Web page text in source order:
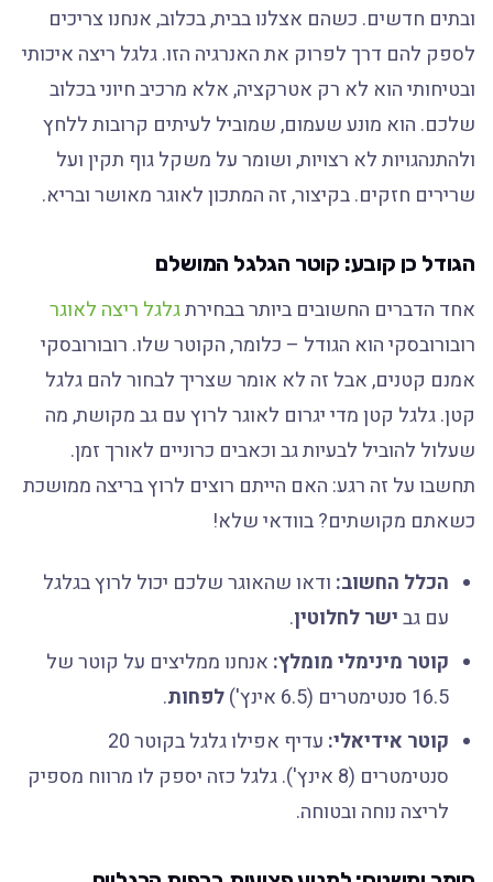
ובתים חדשים. כשהם אצלנו בבית, בכלוב, אנחנו צריכים
לספק להם דרך לפרוק את האנרגיה הזו. גלגל ריצה איכותי
ובטיחותי הוא לא רק אטרקציה, אלא מרכיב חיוני בכלוב
שלכם. הוא מונע שעמום, שמוביל לעיתים קרובות ללחץ
ולהתנהגויות לא רצויות, ושומר על משקל גוף תקין ועל
שרירים חזקים. בקיצור, זה המתכון לאוגר מאושר ובריא.
הגודל כן קובע: קוטר הגלגל המושלם
אחד הדברים החשובים ביותר בבחירתגלגל ריצה לאוגר
רובורובסקי הוא הגודל – כלומר, הקוטר שלו. רובורובסקי
אמנם קטנים, אבל זה לא אומר שצריך לבחור להם גלגל
קטן. גלגל קטן מדי יגרום לאוגר לרוץ עם גב מקושת, מה
שעלול להוביל לבעיות גב וכאבים כרוניים לאורך זמן.
תחשבו על זה רגע: האם הייתם רוצים לרוץ בריצה ממושכת
כשאתם מקושתים? בוודאי שלא!
הכלל החשוב:ודאו שהאוגר שלכם יכול לרוץ בגלגל
עם גבישר לחלוטין.
קוטר מינימלי מומלץ:אנחנו ממליצים על קוטר של
16.5 סנטימטרים (6.5 אינץ')
לפחות.
קוטר אידיאלי:
עדיף אפילו גלגל בקוטר 20
סנטימטרים (8 אינץ'). גלגל כזה יספק לו מרווח מספיק
לריצה נוחה ובטוחה.